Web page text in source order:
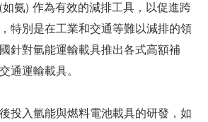
氨) 作為有效的減排工具，以促進跨
特別是在工業和交通等難以減排的領
針對氫能運輸載具推出各式高額補
通運輸載具。
投入氫能與燃料電池載具的研發，如